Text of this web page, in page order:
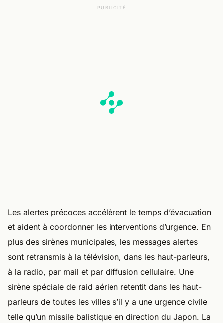
PUBLICITÉ
Les alertes précoces accélèrent le temps d’évacuation
et aident à coordonner les interventions d’urgence. En
plus des sirènes municipales, les messages alertes
sont retransmis à la télévision, dans les haut-parleurs,
à la radio, par mail et par diffusion cellulaire. Une
sirène spéciale de raid aérien retentit dans les haut-
parleurs de toutes les villes s’il y a une urgence civile
telle qu’un missile balistique en direction du Japon. La